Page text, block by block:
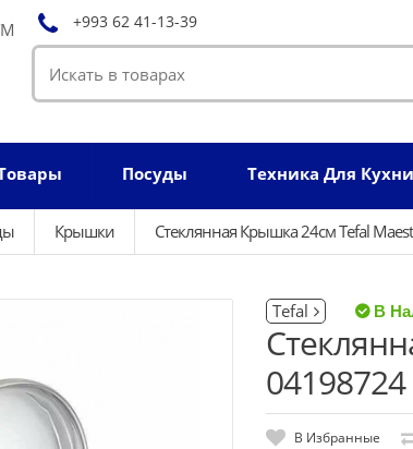
+993 62 41-13-39
Посуды Техника Для Кухни
Крышки Стеклянная Крышка 24см Tefal
Tefal
04198724
В Избранные